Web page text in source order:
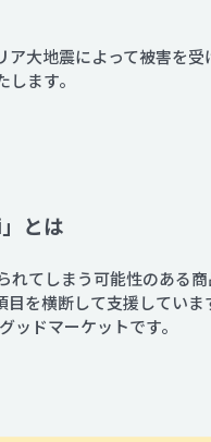
大地震によって被害を
ます。
とは
てしまう可能性のある
を横断して支援していま
ドマーケットです。